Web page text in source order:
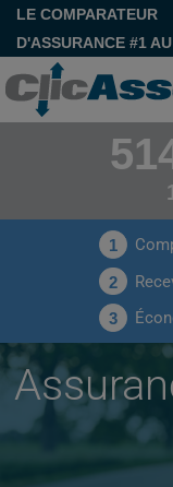
LE COMPARATEUR
D'ASSURANCE #1
1
2
3